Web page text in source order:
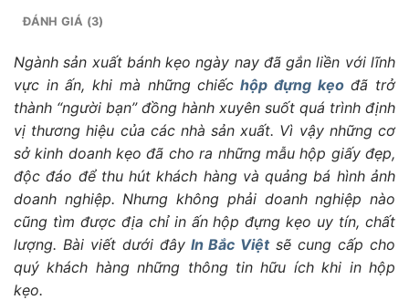
ĐÁNH GIÁ (3)
Ngành sản xuất bánh kẹo ngày nay đã gắn liền với lĩnh
vực in ấn, khi mà những chiếc hộp đựng kẹođã trở
thành “người bạn” đồng hành xuyên suốt quá trình định
vị thương hiệu của các nhà sản xuất. Vì vậy những cơ
sở kinh doanh kẹo đã cho ra những mẫu hộp giấy đẹp,
độc đáo để thu hút khách hàng và quảng bá hình ảnh
doanh nghiệp. Nhưng không phải doanh nghiệp nào
cũng tìm được địa chỉ in ấn hộp đựng kẹo uy tín, chất
lượng. Bài viết dưới đâyIn Bắc Việtsẽ cung cấp cho
quý khách hàng những thông tin hữu ích khi in hộp
kẹo.